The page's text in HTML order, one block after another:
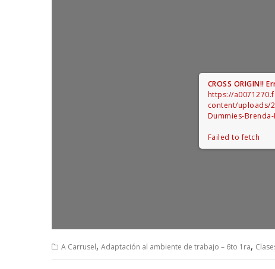
CROSS ORIGIN!!
https://
content/uploads/
Dummies-
Failed to fetch
A Carrusel, Adaptación al ambiente de trabajo – 6to 1ra,